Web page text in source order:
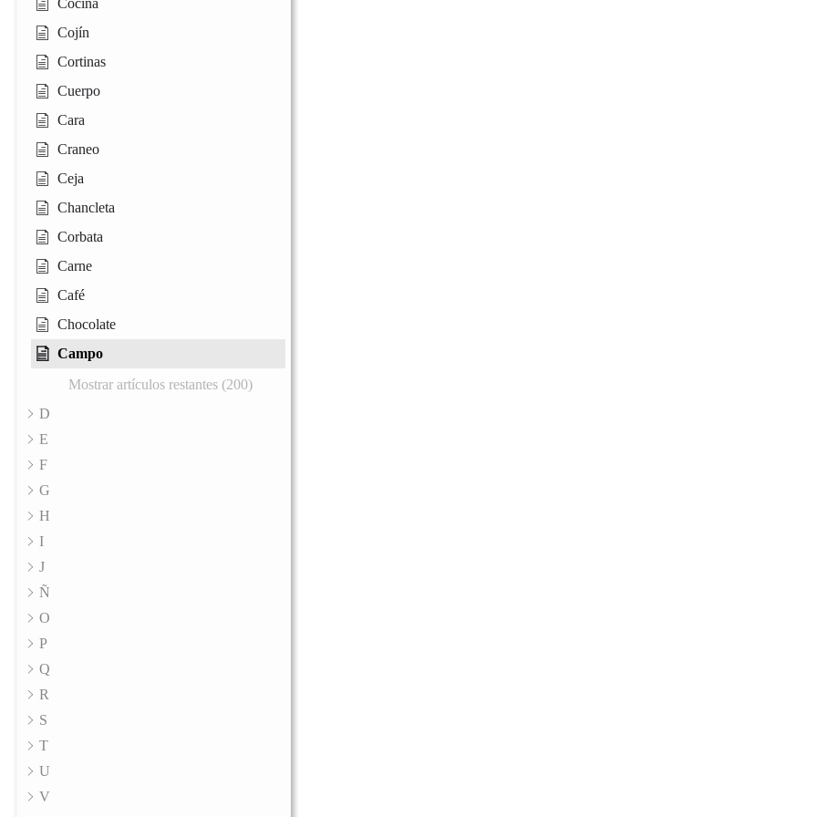
Cocina
Cojín
Cortinas
Cuerpo
Cara
Craneo
Ceja
Chancleta
Corbata
Carne
Café
Chocolate
Campo
Mostrar artículos restantes (200)
D
E
F
G
H
I
J
Ñ
O
P
Q
R
S
T
U
V